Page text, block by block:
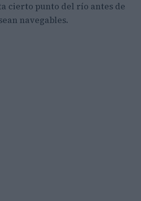
cierto punto del río antes de
navegables.